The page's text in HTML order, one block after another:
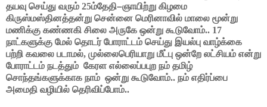
தயவு செய்து வரும் 25ம்தேதி–ஞாயிற்று கிழமை
கிருஸ்மஸ்தினத்தன்று சென்னை மெரினாவில் மாலை மூன்று
மணிக்கு கண்ணகி சிலை அருகே ஒன்று கூடுவோம்.. 17
நாட்களுக்கு மேல் தொடர் போராட்டம் செய்து இயல்பு வாழ்க்கை
பற்றி கவலை படாமல், முல்லைபெரியாறு மீட்பு ஒன்றே லட்சியம் என்று
போராட்டம் நடத்தும் கேரள எல்லைப்பபுற நம் தமிழ்
சொந்தங்களுக்காக நாம் ஒன்று கூடுவோம்.. நம் எதிர்ப்பை
அமைதி வழியில் தெரிவிப்போம்..